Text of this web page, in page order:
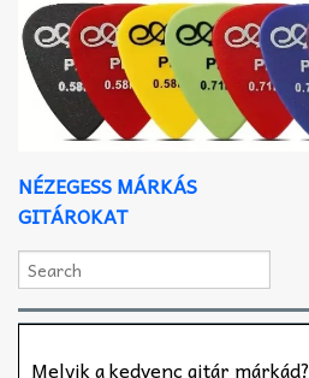
NÉZEGESS MÁRKÁS
GITÁROKAT
Melyik a kedvenc gitár márkád?